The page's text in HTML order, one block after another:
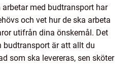
med budtransport har
och vet hur de ska arbeta
utifrån dina önskemål. Det
budtransport är att allt du
som ska levereras, sen sköter